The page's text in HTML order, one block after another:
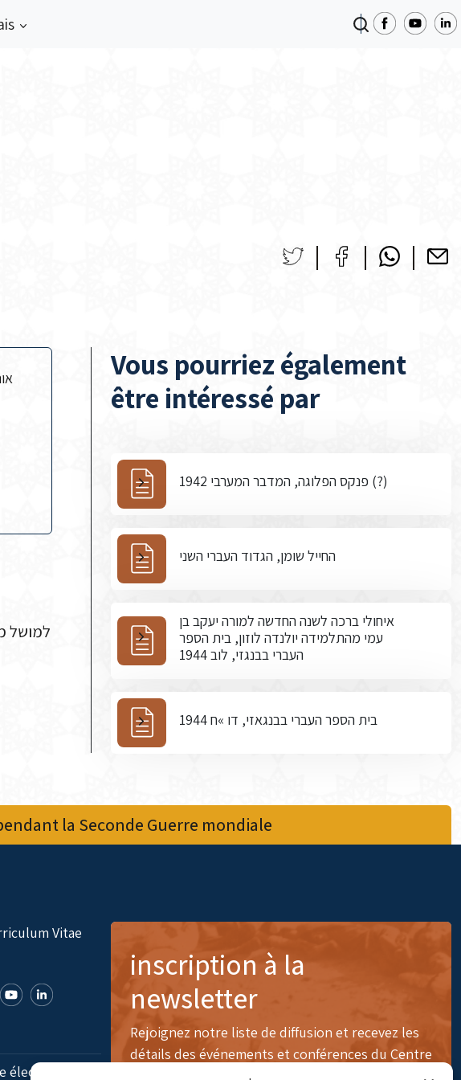
Vous pourriez également
être intéressé par
פנקס הפלוגה, המדבר המערבי 1942 (?)
החייל שומן, הגדוד העברי השני
איחולי ברכה לשנה החדשה למורה יעקב בן
עמי מהתלמידה יולנדה לוזון, בית הספר
העברי בבנגזי, לוב 1944
בית הספר העברי בבנגאזי, דו »ח 1944
la Seconde Guerre mondiale
Vitae
électronique:
inscription à la
newsletter
Rejoignez notre liste de diffusion et recevez les
détails des événements et conférences du Centre